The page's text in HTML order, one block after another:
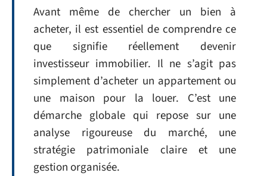
Avant même de chercher un bien à
acheter, il est essentiel de comprendre ce
que signifie réellement devenir
investisseur immobilier. Il ne s’agit pas
simplement d’acheter un appartement ou
une maison pour la louer. C’est une
démarche globale qui repose sur une
analyse rigoureuse du marché, une
stratégie patrimoniale claire et une
gestion organisée.